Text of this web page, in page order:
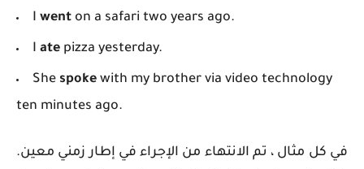
I went on a safari two years ago.
I ate pizza yesterday.
She spoke with my brother via video technology
ten minutes ago.
في كل مثال ، تم الانتهاء من الإجراء في إطار زمني معين.